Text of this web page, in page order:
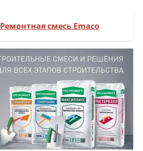
Ремонтная смесь Emaco